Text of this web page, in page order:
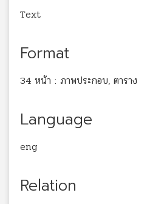
Text
Format
34 หน้า : ภาพประกอบ, ตาราง
Language
eng
Relation